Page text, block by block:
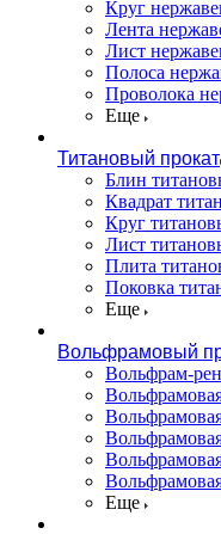
Круг
Лента
Лист
Полоса
Проволока
Еще
Титановый прокат
Блин
Квадрат
Круг
Лист
Плита
Поковка
Еще
Вольфрамовый
Вольфрам-
Еще